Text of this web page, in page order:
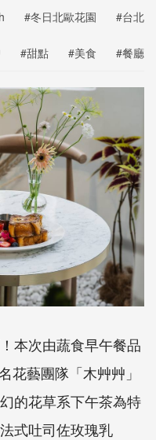
#冬日北歐花園 #台北
#甜點 #美食 #餐廳
本次由蔬食早午餐品
花藝團隊「木艸艸」
的花草系下午茶為特
式吐司佐玫瑰乳